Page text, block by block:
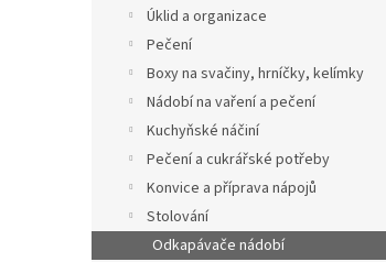
Úklid a organizace
Pečení
Boxy na svačiny, hrníčky, kelímky
Nádobí na vaření a pečení
Kuchyňské náčiní
Pečení a cukrářské potřeby
Konvice a příprava nápojů
Stolování
Odkapávače nádobí